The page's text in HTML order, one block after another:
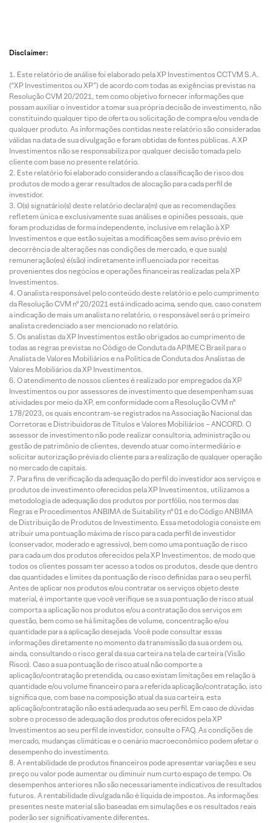
Disclaimer:
Este relatório de análise foi elaborado pela XP Investimentos CCTVM S.A.
(“XP Investimentos ou XP”) de acordo com todas as exigências previstas na
Resolução CVM 20/2021, tem como objetivo fornecer informações que
possam auxiliar o investidor a tomar sua própria decisão de investimento, não
constituindo qualquer tipo de oferta ou solicitação de compra e/ou venda de
qualquer produto. As informações contidas neste relatório são consideradas
válidas na data de sua divulgação e foram obtidas de fontes públicas. A XP
Investimentos não se responsabiliza por qualquer decisão tomada pelo
cliente com base no presente relatório.
Este relatório foi elaborado considerando a classificação de risco dos
produtos de modo a gerar resultados de alocação para cada perfil de
investidor.
O(s) signatário(s) deste relatório declara(m) que as recomendações
refletem única e exclusivamente suas análises e opiniões pessoais, que
foram produzidas de forma independente, inclusive em relação à XP
Investimentos e que estão sujeitas a modificações sem aviso prévio em
decorrência de alterações nas condições de mercado, e que sua(s)
remuneração(es) é(são) indiretamente influenciada por receitas
provenientes dos negócios e operações financeiras realizadas pela XP
Investimentos.
O analista responsável pelo conteúdo deste relatório e pelo cumprimento
da Resolução CVM nº 20/2021 está indicado acima, sendo que, caso constem
a indicação de mais um analista no relatório, o responsável será o primeiro
analista credenciado a ser mencionado no relatório.
Os analistas da XP Investimentos estão obrigados ao cumprimento de
todas as regras previstas no Código de Conduta da APIMEC Brasil para o
Analista de Valores Mobiliários e na Política de Conduta dos Analistas de
Valores Mobiliários da XP Investimentos.
O atendimento de nossos clientes é realizado por empregados da XP
Investimentos ou por assessores de investimento que desempenham suas
atividades por meio da XP, em conformidade com a Resolução CVM nº
178/2023, os quais encontram-se registrados na Associação Nacional das
Corretoras e Distribuidoras de Títulos e Valores Mobiliários – ANCORD. O
assessor de investimento não pode realizar consultoria, administração ou
gestão de patrimônio de clientes, devendo atuar como intermediário e
solicitar autorização prévia do cliente para a realização de qualquer operação
no mercado de capitais.
Para fins de verificação da adequação do perfil do investidor aos serviços e
produtos de investimento oferecidos pela XP Investimentos, utilizamos a
metodologia de adequação dos produtos por portfólio, nos termos das
Regras e Procedimentos ANBIMA de Suitability nº 01 e do Código ANBIMA
de Distribuição de Produtos de Investimento. Essa metodologia consiste em
atribuir uma pontuação máxima de risco para cada perfil de investidor
(conservador, moderado e agressivo), bem como uma pontuação de risco
para cada um dos produtos oferecidos pela XP Investimentos, de modo que
todos os clientes possam ter acesso a todos os produtos, desde que dentro
das quantidades e limites da pontuação de risco definidas para o seu perfil.
Antes de aplicar nos produtos e/ou contratar os serviços objeto deste
material, é importante que você verifique se a sua pontuação de risco atual
comporta a aplicação nos produtos e/ou a contratação dos serviços em
questão, bem como se há limitações de volume, concentração e/ou
quantidade para a aplicação desejada. Você pode consultar essas
informações diretamente no momento da transmissão da sua ordem ou,
ainda, consultando o risco geral da sua carteira na tela de carteira (Visão
Risco). Caso a sua pontuação de risco atual não comporte a
aplicação/contratação pretendida, ou caso existam limitações em relação à
quantidade e/ou volume financeiro para a referida aplicação/contratação, isto
significa que, com base na composição atual da sua carteira, esta
aplicação/contratação não está adequada ao seu perfil. Em caso de dúvidas
sobre o processo de adequação dos produtos oferecidos pela XP
Investimentos ao seu perfil de investidor, consulte o FAQ. As condições de
mercado, mudanças climáticas e o cenário macroeconômico podem afetar o
desempenho do investimento.
A rentabilidade de produtos financeiros pode apresentar variações e seu
preço ou valor pode aumentar ou diminuir num curto espaço de tempo. Os
desempenhos anteriores não são necessariamente indicativos de resultados
futuros. A rentabilidade divulgada não é líquida de impostos. As informações
presentes neste material são baseadas em simulações e os resultados reais
poderão ser significativamente diferentes.